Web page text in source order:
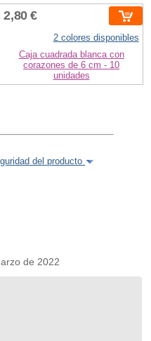
2,80 €
2 colores disponibles
Caja cuadrada blanca con
corazones de 6 cm - 10
unidades
del producto
de 2022